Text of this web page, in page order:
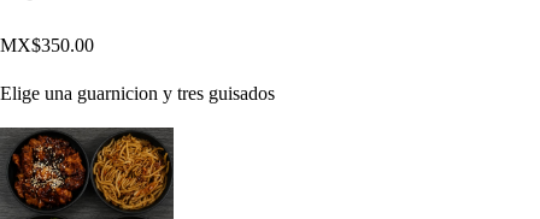
MX$350.00
Elige una guarnicion y tres guisados